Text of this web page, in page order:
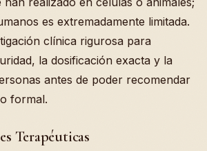
es extremadamente limitada.
clínica rigurosa para
la dosificación exacta y la
antes de poder recomendar
formal.
Terapéuticas